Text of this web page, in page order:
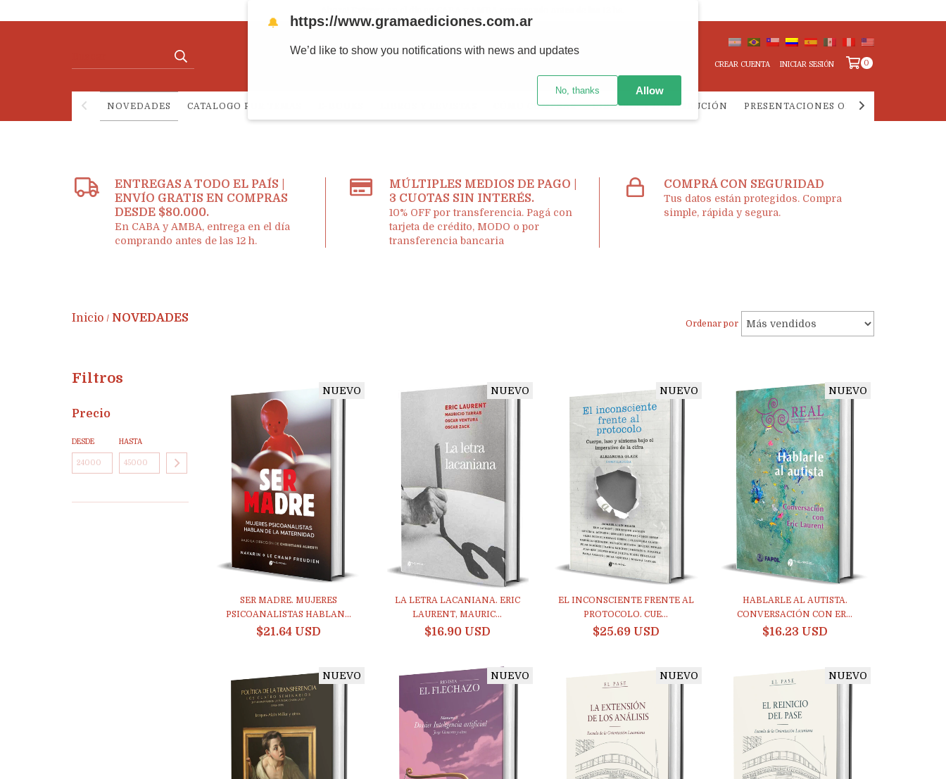
CREAR CUENTA INICIAR SESIÓN 0
NOVEDADES CATALOGO POR TEMAS CÓMO COMPRAR LIBRERIA Y DISTRIBUCIÓN PRESENTACIONES ONLINE
ENTREGAS A TODO EL PAÍS |
ENVÍO GRATIS EN COMPRAS
DESDE $80.000.
En CABA y AMBA, entrega en el día
comprando antes de las 12 h.
MÚLTIPLES MEDIOS DE PAGO |
3 CUOTAS SIN INTERÉS.
10% OFF por transferencia. Pagá con
tarjeta de crédito, MODO o por
transferencia bancaria
COMPRÁ CON SEGURIDAD
Tus datos están protegidos. Compra
simple, rápida y segura.
Inicio / NOVEDADES Ordenar por
Filtros
Precio
DESDE HASTA
NUEVO
SER MADRE. MUJERES
PSICOANALISTAS HABLAN...
$21.64 USD
NUEVO
LA LETRA LACANIANA. ERIC
LAURENT, MAURIC...
$16.90 USD
NUEVO
EL INCONSCIENTE FRENTE AL
PROTOCOLO. CUE...
$25.69 USD
NUEVO
HABLARLE AL AUTISTA.
CONVERSACIÓN CON ER...
$16.23 USD
NUEVO NUEVO NUEVO NUEVO
🔔 https://www.gramaediciones.com.ar
We’d like to show you notifications with news and updates
No, thanks Allow